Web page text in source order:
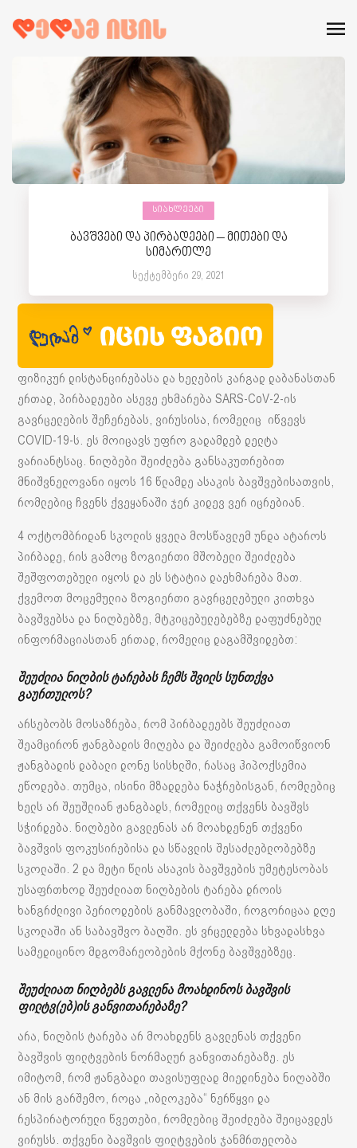
ᲡᲘᲐᲮᲚᲔᲔᲑᲘ
ბავშვები და პირბადეები – მითები და
სიმართლე
სექტემბერი 29, 2021
ფიზიკურ დისტანცირებასა და ხელების კარგად დაბანასთან
ერთად, პირბადეები ასევე ეხმარება SARS-CoV-2-ის
გავრცელების შეჩერებას, ვირუსისა, რომელიც იწვევს
COVID-19-ს. ეს მოიცავს უფრო გადამდებ დელტა
ვარიანტსაც. ნიღბები შეიძლება განსაკუთრებით
მნიშვნელოვანი იყოს 16 წლამდე ასაკის ბავშვებისათვის,
რომლებიც ჩვენს ქვეყანაში ჯერ კიდევ ვერ იცრებიან.
4 ოქტომბრიდან სკოლის ყველა მოსწავლემ უნდა ატაროს
პირბადე, რის გამოც ზოგიერთი მშობელი შეიძლება
შეშფოთებული იყოს და ეს სტატია დაეხმარება მათ.
ქვემოთ მოცემულია ზოგიერთი გავრცელებული კითხვა
ბავშვებსა და ნიღბებზე, მტკიცებულებებზე დაფუძნებულ
ინფორმაციასთან ერთად, რომელიც დაგამშვიდებთ:
შეუძლია ნიღბის ტარებას ჩემს შვილს სუნთქვა
გაურთულოს?
არსებობს მოსაზრება, რომ პირბადეებს შეუძლიათ
შეამცირონ ჟანგბადის მიღება და შეიძლება გამოიწვიონ
ჟანგბადის დაბალი დონე სისხლში, რასაც ჰიპოქსემია
ეწოდება. თუმცა, ისინი მზადდება ნაჭრებისგან, რომლებიც
ხელს არ შეუშლიან ჟანგბადს, რომელიც თქვენს ბავშვს
სჭირდება. ნიღბები გავლენას არ მოახდენენ თქვენი
ბავშვის ფოკუსირებისა და სწავლის შესაძლებლობებზე
სკოლაში. 2 და მეტი წლის ასაკის ბავშვების უმეტესობას
უსაფრთხოდ შეუძლიათ ნიღბების ტარება დროის
ხანგრძლივი პერიოდების განმავლობაში, როგორიცაა დღე
სკოლაში ან საბავშვო ბაღში. ეს ვრცელდება სხვადასხვა
სამედიცინო მდგომარეობების მქონე ბავშვებზეც.
შეუძლიათ ნიღბებს გავლენა მოახდინოს ბავშვის
ფილტვ(ებ)ის განვითარებაზე?
არა, ნიღბის ტარება არ მოახდენს გავლენას თქვენი
ბავშვის ფილტვების ნორმალურ განვითარებაზე. ეს
იმიტომ, რომ ჟანგბადი თავისუფლად მიედინება ნიღაბში
ან მის გარშემო, როცა „იბლოკება“ ნერწყვი და
რესპირატორული წვეთები, რომლებიც შეიძლება შეიცავდეს
ვირუსს. თქვენი ბავშვის ფილტვების ჯანმრთელობა